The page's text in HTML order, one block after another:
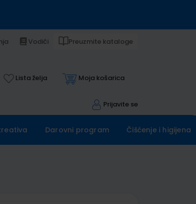
Vodiči Preuzmite kataloge
Lista želja Moja košarica
Prijavite se
Darovni program Čišćenje i higijena